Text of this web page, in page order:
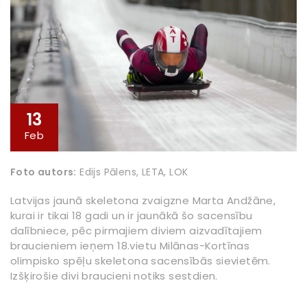
13
Feb
Foto autors: Edijs Pālens, LETA, LOK
Latvijas jaunā skeletona zvaigzne Marta Andžāne,
kurai ir tikai 18 gadi un ir jaunākā šo sacensību
dalībniece, pēc pirmajiem diviem aizvadītajiem
braucieniem ieņem 18.vietu Milānas-Kortīnas
olimpisko spēļu skeletona sacensībās sievietēm.
Izšķirošie divi braucieni notiks sestdien.